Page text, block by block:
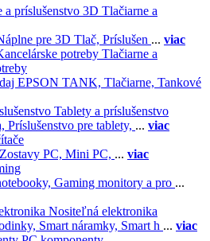
3D Tlačiarne a
pre 3D Tlač, Príslušen ... viac
Tlačiarne a
EPSON TANK, Tlačiarne, Tankové
Tablety a príslušenstvo
Príslušenstvo pre tablety, ... viac
Zostavy PC, Mini PC, ... viac
Gaming monitory a pro ...
Nositeľná elektronika
Smart náramky, Smart h ... viac